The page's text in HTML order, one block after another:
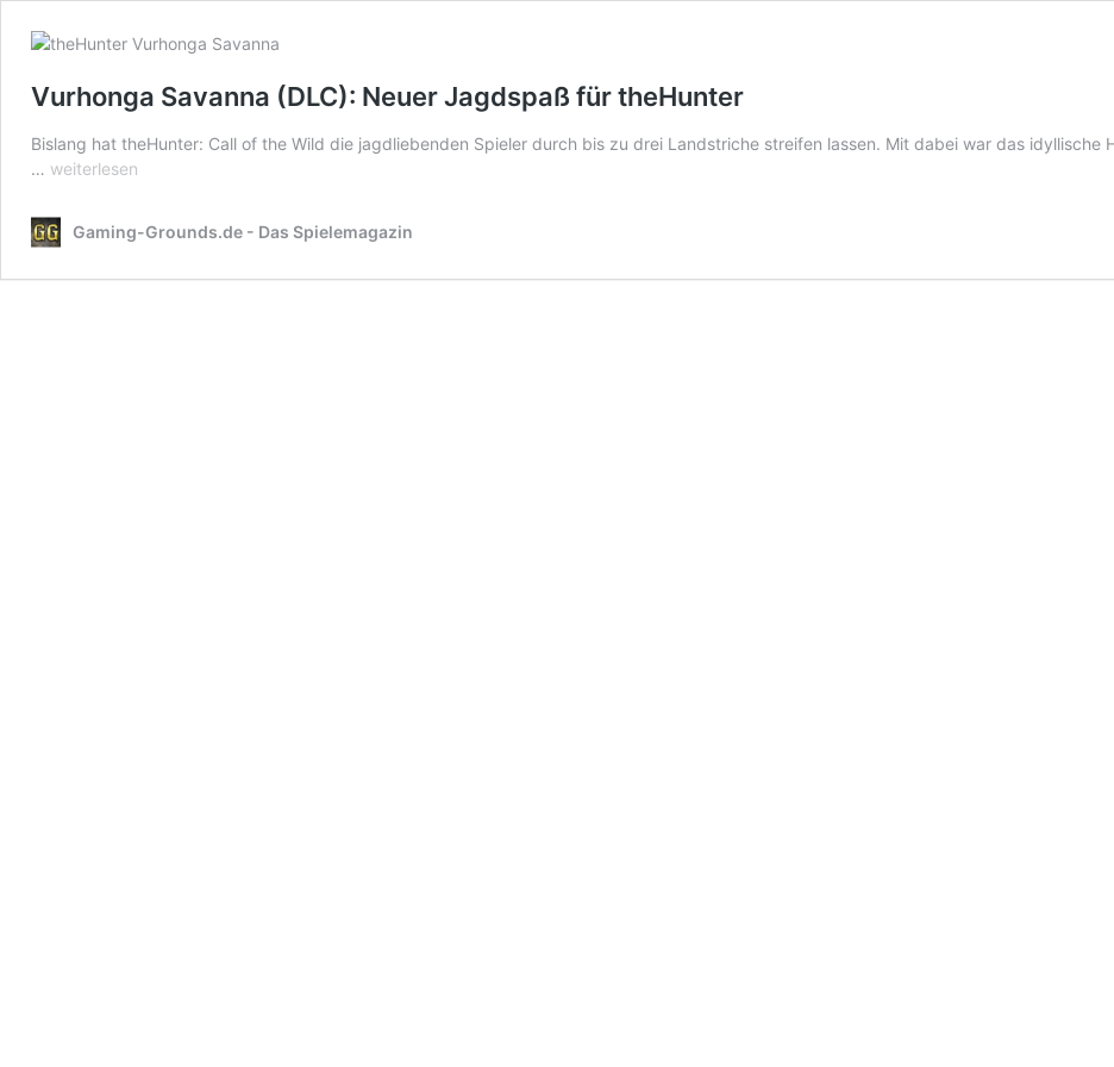
Vurhonga Savanna (DLC): Neuer Jagdspaß für theHunter
Bislang hat theHunter: Call of the Wild die jagdliebenden Spieler durch bis zu drei Landstriche streifen lassen. Mit dabei war das idyllische
… Vurhonga
(DLC):
Neuer
weiterlesen
Gaming-Grounds.de - Das Spielemagazin